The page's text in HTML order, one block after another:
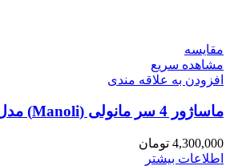
مقایسه
مشاهده سریع
افزودن به علاقه مندی
ماساژور 4 سر مانولی (Manoli) مدل 730
4,300,000 تومان
اطلاعات بیشتر